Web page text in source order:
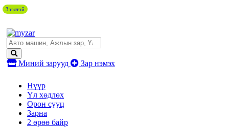
Миний зарууд Зар нэмэх
Нүүр
Үл хөдлөх
Орон сууц
Зарна
2 өрөө байр
Зээлтэй